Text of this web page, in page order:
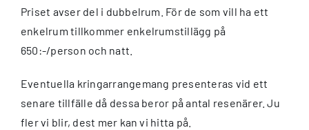
Priset avser del i dubbelrum. För de som vill ha ett
enkelrum tillkommer enkelrumstillägg på
650:-/person och natt.
Eventuella kringarrangemang presenteras vid ett
senare tillfälle då dessa beror på antal resenärer. Ju
fler vi blir, dest mer kan vi hitta på.